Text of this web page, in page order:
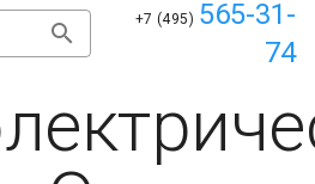
+7 (495) 565-31-
74